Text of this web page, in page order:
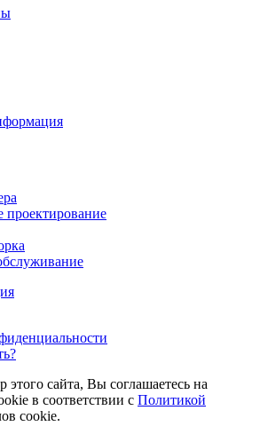
сайта, Вы соглашаетесь на
в соответствии с Политикой
cookie.